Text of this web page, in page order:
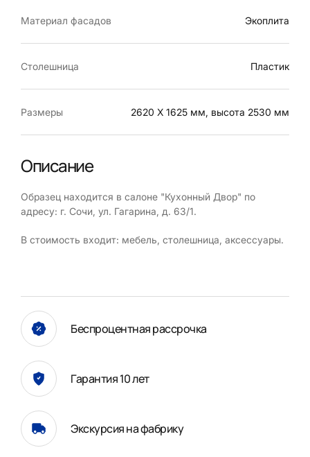
Материал фасадов Экоплита
Столешница Пластик
Размеры 2620 Х 1625 мм, высота 2530 мм
Описание
Образец находится в салоне "Кухонный Двор" по
адресу: г. Сочи, ул. Гагарина, д. 63/1.
В стоимость входит: мебель, столешница, аксессуары.
Беспроцентная рассрочка
Гарантия 10 лет
Экскурсия на фабрику